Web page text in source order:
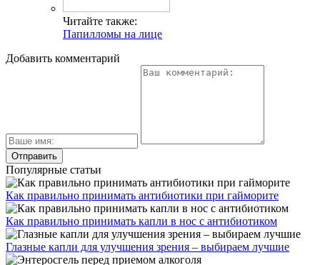
Читайте также:
Папилломы на лице
Добавить комментарий
Популярные статьи
Как правильно принимать антибиотики при гайморите
Как правильно принимать капли в нос с антибиотиком
Глазные капли для улучшения зрения – выбираем лучшие